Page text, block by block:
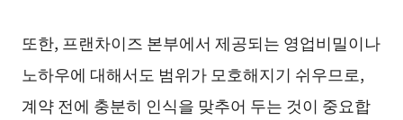
또한, 프랜차이즈 본부에서 제공되는 영업비밀이나
노하우에 대해서도 범위가 모호해지기 쉬우므로,
계약 전에 충분히 인식을 맞추어 두는 것이 중요합